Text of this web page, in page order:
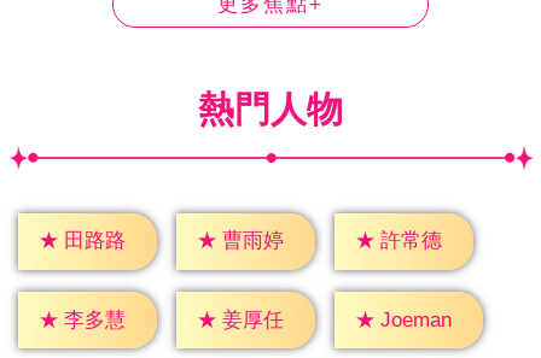
熱門人物
★ 田路路 ★ 曹雨婷 ★ 許常德
★ 李多慧 ★ 姜厚任 ★ Joeman